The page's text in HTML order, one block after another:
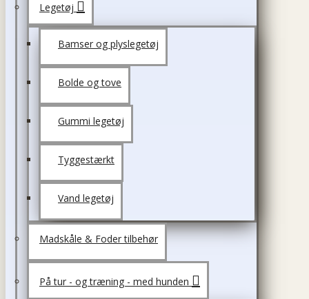
Legetøj
Bamser og plyslegetøj
Bolde og tove
Gummi legetøj
Tyggestærkt
Vand legetøj
Madskåle & Foder tilbehør
På tur - og træning - med hunden